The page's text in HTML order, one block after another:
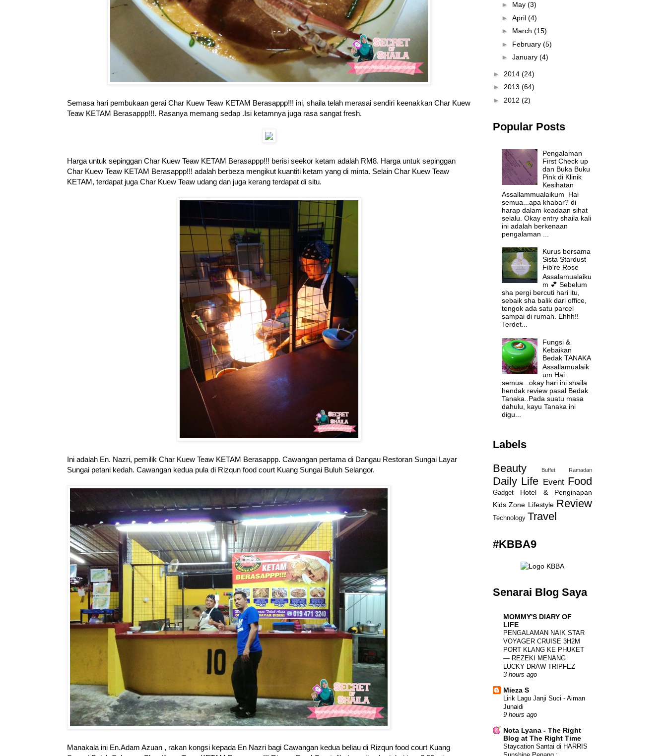
Semasa hari pembukaan gerai Char Kuew Teaw KETAM Berasappp!!! ini, shaila telah merasai sendiri keenakkan Char Kuew
Teaw KETAM Berasappp!!!. Rasanya memang sedap .Isi ketamnya juga rasa sangat fresh.
Harga untuk sepinggan Char Kuew Teaw KETAM Berasappp!!! berisi seekor ketam adalah RM8. Harga untuk sepinggan
Char Kuew Teaw KETAM Berasappp!!! adalah berbeza mengikut kuantiti ketam yang di minta. Selain Char Kuew Teaw
KETAM, terdapat juga Char Kuew Teaw udang dan juga kerang terdapat di situ.
Ini adalah En. Nazri, pemilik Char Kuew Teaw KETAM Berasappp. Cawangan pertama di Dangau Restoran Sungai Layar
Sungai petani kedah. Cawangan kedua pula di Rizqun food court Kuang Sungai Buluh Selangor.
Manakala ini En.Adam Azuan , rakan kongsi kepada En Nazri bagi Cawangan kedua beliau di Rizqun food court Kuang
► May (3)
► April (4)
► March (15)
► February (5)
► January (4)
► 2014 (24)
► 2013 (64)
► 2012 (2)
Popular Posts
Pengalaman
First Check up
dan Buka Buku
Pink di Klinik
Kesihatan
Assallammualaikum Hai
semua...apa khabar? di
harap dalam keadaan sihat
selalu. Okay entry shaila kali
ini adalah berkenaan
pengalaman ...
Kurus bersama
Sista Stardust
Fib're Rose
Assalamualaiku
m 💕 Sebelum
sha pergi bercuti hari itu,
sebaik sha balik dari office,
tengok ada satu parcel
sampai di rumah. Ehhh!!
Terdet...
Fungsi &
Kebaikan
Bedak TANAKA
Assallamualaik
um Hai
semua...okay hari ini shaila
hendak review pasal Bedak
Tanaka..Pada suatu masa
dahulu, kayu Tanaka ini
digu...
Labels
Beauty
Buffet Ramadan
Daily Life Event Food
Gadget
Hotel & Penginapan
Kids Zone Lifestyle Review
Technology Travel
#KBBA9
Senarai Blog Saya
MOMMY'S DIARY OF
LIFE
PENGALAMAN NAIK STAR
VOYAGER CRUISE 3H2M
PORT KLANG KE PHUKET
— REZEKI MENANG
LUCKY DRAW TRIPFEZ
3 hours ago
Mieza S
Lirik Lagu Janji Suci - Aiman
Junaidi
9 hours ago
Nota Lyana - The Right
Blog at The Right Time
Staycation Santai di HARRIS